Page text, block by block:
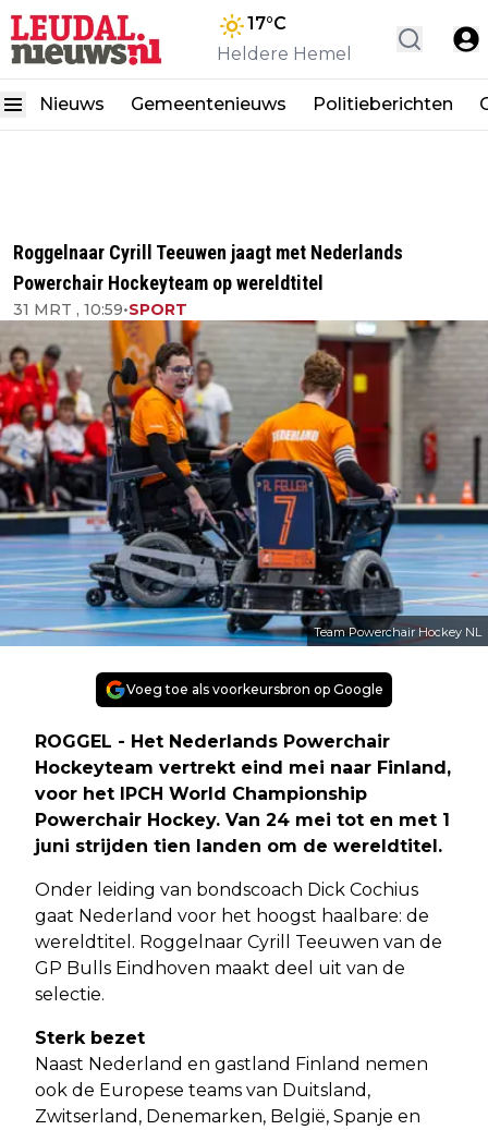
17°C
Heldere Hemel
Nieuws Gemeentenieuws Politieberichten
Roggelnaar Cyrill Teeuwen jaagt met Nederlands
Powerchair Hockeyteam op wereldtitel
31 MRT , 10:59•SPORT
Team Powerchair Hockey NL
Voeg toe als voorkeursbron op Google
ROGGEL - Het Nederlands Powerchair
Hockeyteam vertrekt eind mei naar Finland,
voor het IPCH World Championship
Powerchair Hockey. Van 24 mei tot en met 1
juni strijden tien landen om de wereldtitel.
Onder leiding van bondscoach Dick Cochius
gaat Nederland voor het hoogst haalbare: de
wereldtitel. Roggelnaar Cyrill Teeuwen van de
GP Bulls Eindhoven maakt deel uit van de
selectie.
Sterk bezet
Naast Nederland en gastland Finland nemen
ook de Europese teams van Duitsland,
Zwitserland, Denemarken, België, Spanje en